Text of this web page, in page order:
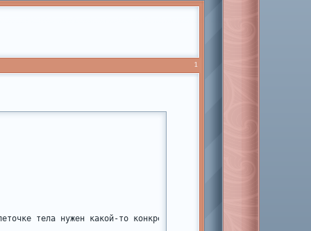
1
тела нужен какой-то конкретный персонаж. Для этого и